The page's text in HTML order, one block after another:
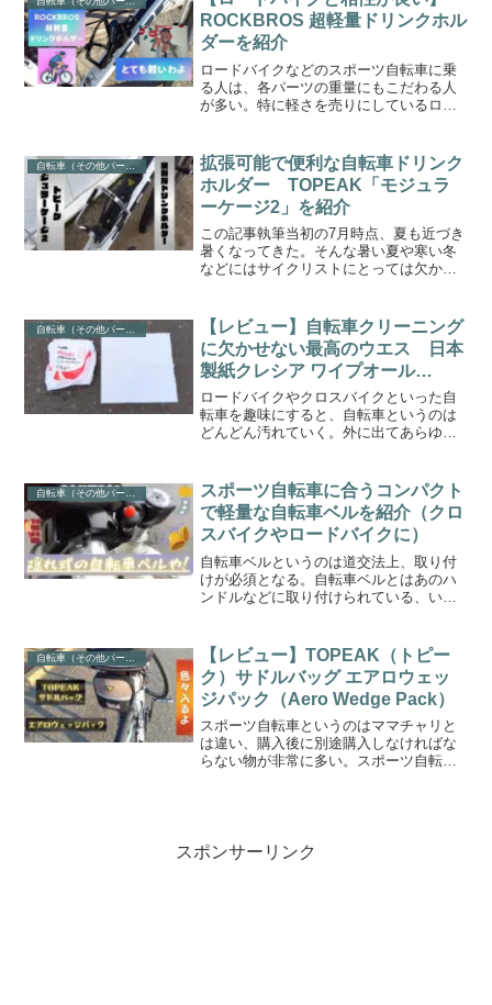
ROCKBROS 超軽量ドリンクホル
ダーを紹介
ロードバイクなどのスポーツ自転車に乗
る人は、各パーツの重量にもこだわる人
が多い。特に軽さを売りにしているロー
回紹介する「ドリンクホルダー」に関し
てもそうだ。そこで今回は...
拡張可能で便利な自転車ドリンク
ホルダー TOPEAK「モジュラ
ーケージ2」を紹介
この記事執筆当初の7月時点、夏も近づき
暑くなってきた。そんな暑い夏や寒い冬
などにはサイクリストにとっては欠かせ
だと感じたドリンクホルダー、TOPEAK
の「モジュラーケー...
自転車（その他パーツ・アクセサリー）
【レビュー】自転車クリーニング
に欠かせない最高のウエス 日本
製紙クレシア ワイプオール
X70
ロードバイクやクロスバイクといった自
転車を趣味にすると、自転車というのは
どんどん汚れていく。外に出てあらゆる
で自転車乗りには「クリーニング」が欠
かせない。みなさまそれぞ...
自転車（その他パーツ・アクセサリー）
スポーツ自転車に合うコンパクト
で軽量な自転車ベルを紹介（クロ
スバイクやロードバイクに）
自転車ベルというのは道交法上、取り付
けが必須となる。自転車ベルとはあのハ
ンドルなどに取り付けられている、いわ
行為にもなるわけだが、安全のためなど
に自転車ベルが役立つ場面...
【レビュー】TOPEAK（トピー
ク）サドルバッグ エアロウェッ
ジパック（Aero Wedge Pack）
スポーツ自転車というのはママチャリと
は違い、購入後に別途購入しなければな
らない物が非常に多い。スポーツ自転車
スポンサーリンク